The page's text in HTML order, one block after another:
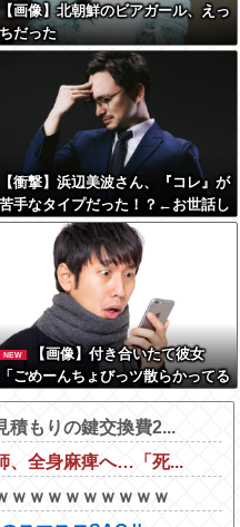
【画像】北朝鮮のビアガール、えっ
ちだった
【衝撃】浜辺美波さん、『コレ』が
苦手なタイプだった！？←お世話し
てあげたい弱男が大量沸きしてしま
うw w w w w w w w w
NEW
【画像】付き合いたて彼女
「ごめーんちょびっツ散らかってる
けど上がって～！」←お前らだった
らコレ別れるか？？？？？
積もりの鍵交換費2...
、全身麻痺へ…「死...
ｗｗｗｗｗｗｗｗｗ